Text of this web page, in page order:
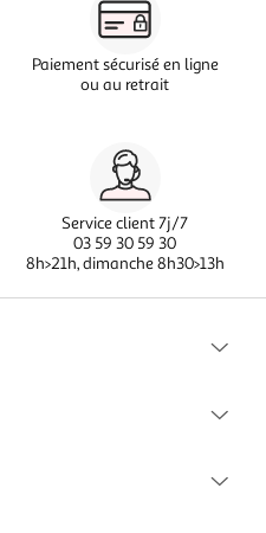
Paiement sécurisé en ligne
ou au retrait
Service client 7j/7
03 59 30 59 30
8h>21h, dimanche 8h30>13h